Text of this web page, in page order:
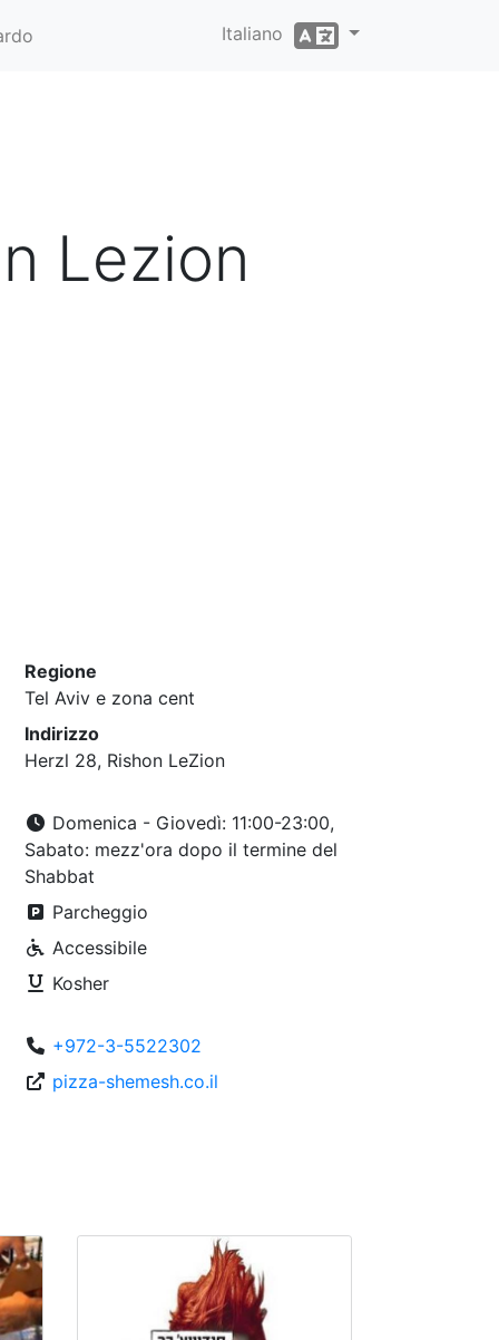
Italiano
Lezion
Regione
Tel Aviv e zona cent
Indirizzo
Herzl 28, Rishon LeZion
Domenica - Giovedì: 11:00-23:00,
Sabato: mezz'ora dopo il termine del
Shabbat
Parcheggio
Accessibile
Kosher
+972-3-5522302
pizza-shemesh.co.il